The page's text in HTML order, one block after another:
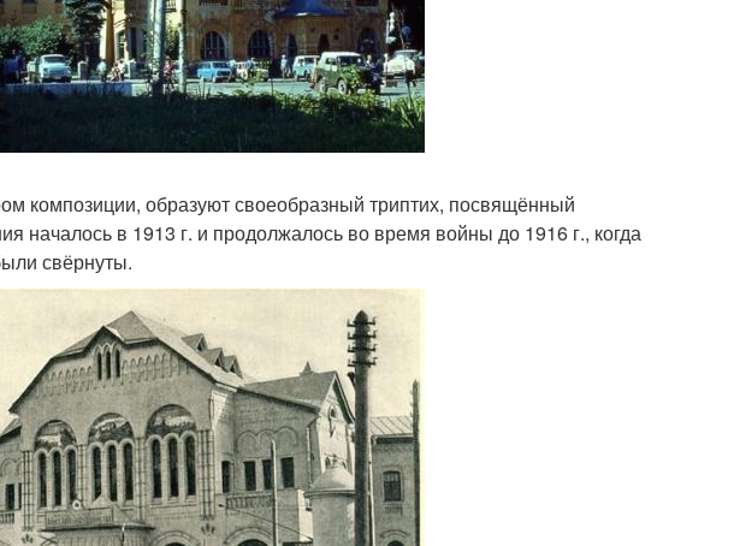
композиции, образуют своеобразный триптих, посвящённый
началось в 1913 г. и продолжалось во время войны до 1916 г., когда
свёрнуты.